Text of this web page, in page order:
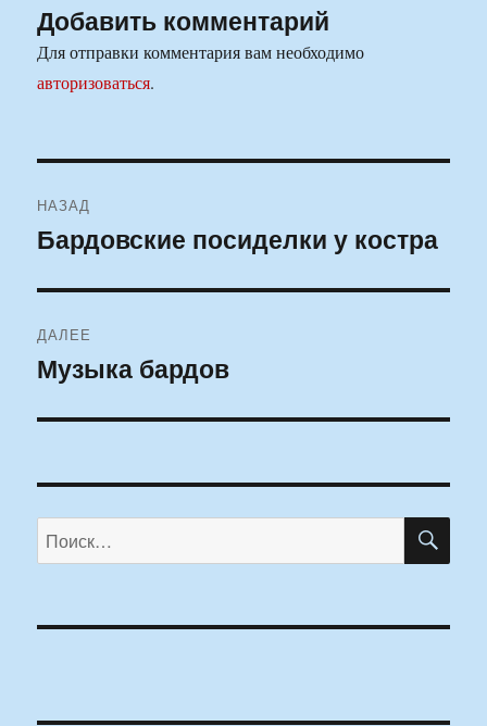
Добавить комментарий
Для отправки комментария вам необходимо
авторизоваться.
по
НАЗАД
Предыдущая
Бардовские посиделки у костра
ДАЛЕЕ
Следующая
Музыка бардов
Искать: